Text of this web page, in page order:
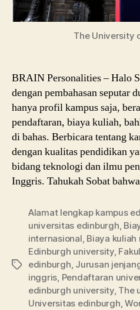
The University
BRAIN Personalities – Halo
dengan pembahasan seputar
hanya profil kampus saja,
pendaftaran, biaya kuliah,
di bahas. Berbicara tentang
dengan kualitas pendidikan
bidang teknologi dan ilmu
Inggris. Tahukah Sobat
Tags
Alamat lengkap kampus
universitas edinburgh,
internasional, Biaya kuliah
Edinburgh university,
edinburgh, Jurusan
inggris, Pendaftaran
edinburgh university, The
Universitas edinburgh,